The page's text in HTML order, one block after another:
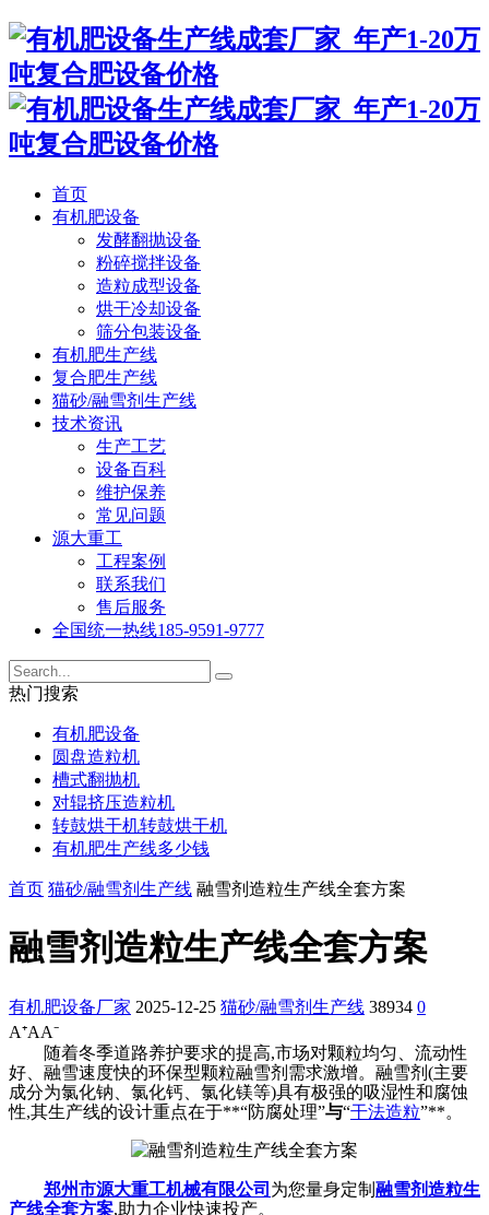
首页
有机肥设备
发酵翻抛设备
粉碎搅拌设备
造粒成型设备
烘干冷却设备
筛分包装设备
有机肥生产线
复合肥生产线
猫砂/融雪剂生产线
技术资讯
生产工艺
设备百科
维护保养
常见问题
源大重工
工程案例
联系我们
售后服务
全国统一热线185-9591-9777
热门搜索
有机肥设备
圆盘造粒机
槽式翻抛机
对辊挤压造粒机
转鼓烘干机转鼓烘干机
有机肥生产线多少钱
首页 猫砂/融雪剂生产线 融雪剂造粒生产线全套方案
融雪剂造粒生产线全套方案
有机肥设备厂家 2025-12-25 猫砂/融雪剂生产线 38934 0
A⁺AA⁻
随着冬季道路养护要求的提高,市场对颗粒均匀、流动性
好、融雪速度快的环保型颗粒融雪剂需求激增。融雪剂(主要
成分为氯化钠、氯化钙、氯化镁等)具有极强的吸湿性和腐蚀
性,其生产线的设计重点在于**“防腐处理”与“干法造粒”**。
郑州市源大重工机械有限公司 为您量身定制 融雪剂造粒生
产线全套方案,助力企业快速投产。